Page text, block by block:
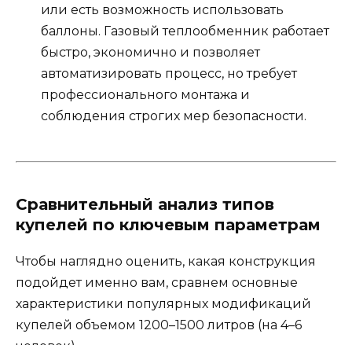
или есть возможность использовать
баллоны. Газовый теплообменник работает
быстро, экономично и позволяет
автоматизировать процесс, но требует
профессионального монтажа и
соблюдения строгих мер безопасности.
Сравнительный анализ типов
купелей по ключевым параметрам
Чтобы наглядно оценить, какая конструкция
подойдет именно вам, сравнем основные
характеристики популярных модификаций
купелей объемом 1200–1500 литров (на 4–6